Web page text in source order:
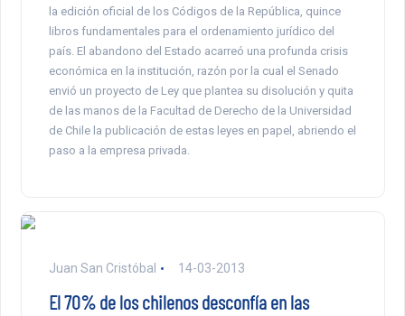
la edición oficial de los Códigos de la República, quince
libros fundamentales para el ordenamiento jurídico del
país. El abandono del Estado acarreó una profunda crisis
económica en la institución, razón por la cual el Senado
envió un proyecto de Ley que plantea su disolución y quita
de las manos de la Facultad de Derecho de la Universidad
de Chile la publicación de estas leyes en papel, abriendo el
paso a la empresa privada.
Juan San Cristóbal 14-03-2013
El 70% de los chilenos desconfía en las